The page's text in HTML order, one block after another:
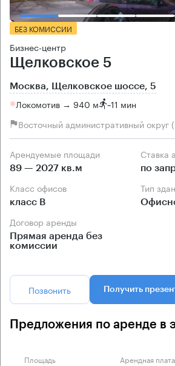
БЕЗ КОМИССИИ
Бизнес-центр
Щелковское 5
Москва, Щелковское шоссе, 5
Локомотив → 940 м ~11 мин
Восточный административный округ
Арендуемые площади
89 — 2027 кв.м по
Класс офисов
класс B
Тип
Договор аренды
Прямая аренда без
комиссии
Позвонить Получить
Предложения по аренде в
Площадь Арендная плата